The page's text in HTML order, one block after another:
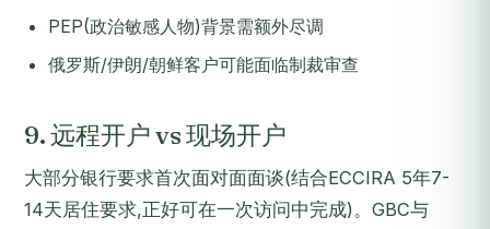
PEP(政治敏感人物)背景需额外尽调
俄罗斯/伊朗/朝鲜客户可能面临制裁审查
9. 远程开户 vs 现场开户
大部分银行要求首次面对面面谈(结合ECCIRA 5年7-
14天居住要求,正好可在一次访问中完成)。GBC与